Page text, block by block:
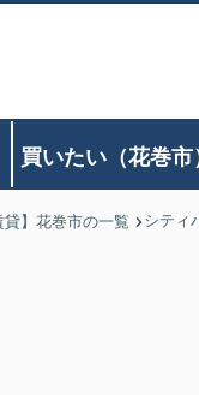
買いたい（花巻市
貸】花巻市の一覧 シティ